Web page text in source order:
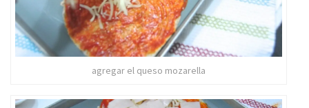
agregar el queso mozarella